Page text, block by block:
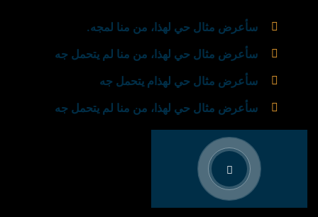
سأعرض مثال حي لهذا، من منا لمجه.
سأعرض مثال حي لهذا، من منا لم يتحمل جه
سأعرض مثال حي لهذام يتحمل جه
سأعرض مثال حي لهذا، من منا لم يتحمل جه